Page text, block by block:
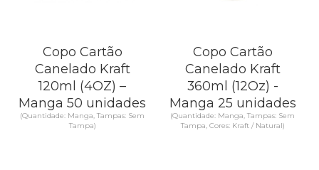
Copo Cartão
Canelado Kraft
120ml (4OZ) –
Manga 50 unidades
(Quantidade: Manga, Tampas: Sem
Tampa)
Copo Cartão
Canelado Kraft
360ml (12Oz) -
Manga 25 unidades
(Quantidade: Manga, Tampas: Sem
Tampa, Cores: Kraft / Natural)